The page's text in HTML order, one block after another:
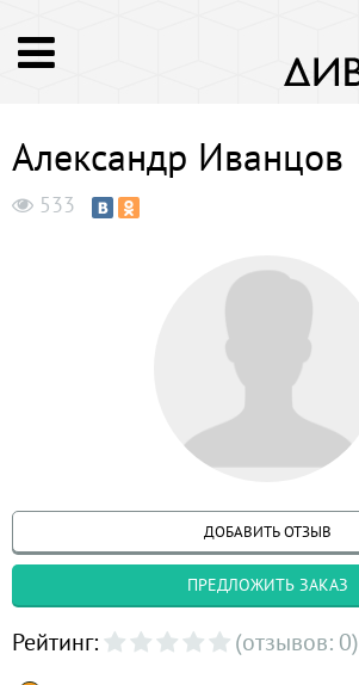
Александр Иванцов
533
ДОБАВИТЬ ОТЗЫВ
ПРЕДЛОЖИТЬ ЗАКАЗ
Рейтинг: (отзывов: 0)